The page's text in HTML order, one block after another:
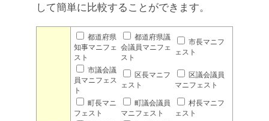
して簡単に比較することができます。
都道府県
知事マニフェ
スト
都道府県議
会議員マニフェ
スト
市長マニフ
ェスト
市議会議
員マニフェス
ト
区長マニフ
ェスト
区議会議員
マニフェスト
町長マニ
フェスト
町議会議員
マニフェスト
村長マニフ
ェスト